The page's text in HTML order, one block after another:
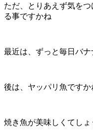
ただ、とりあえず気を
る事ですかね
最近は、ずっと毎日バナ
後は、ヤッパリ魚ですか
焼き魚が美味しくてしょ